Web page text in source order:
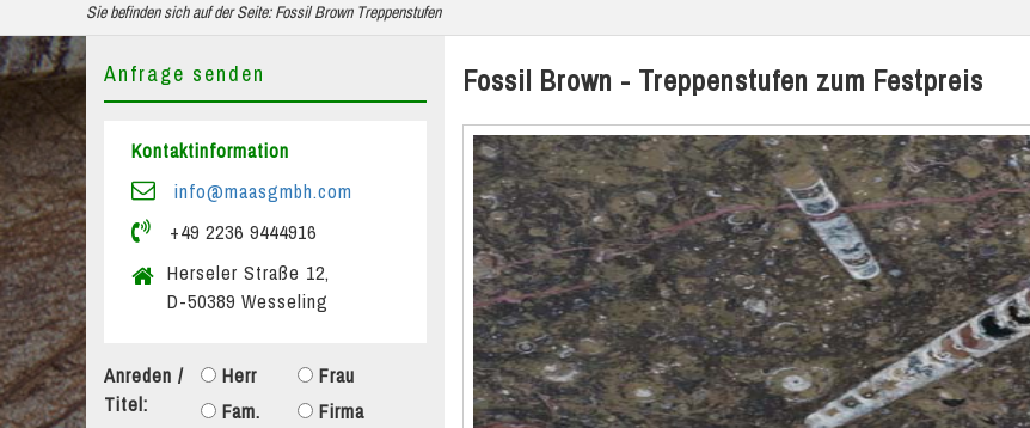
Sie befinden sich auf der Seite: Fossil Brown Treppenstufen
Fossil Brown - Treppenstufen zum Festpreis
Anfrage senden
Kontaktinformation
info@maasgmbh.com
+49 2236 9444916
Herseler Straße 12,
D-50389 Wesseling
Anreden /
Titel:
Herr
Frau
Fam.
Firma